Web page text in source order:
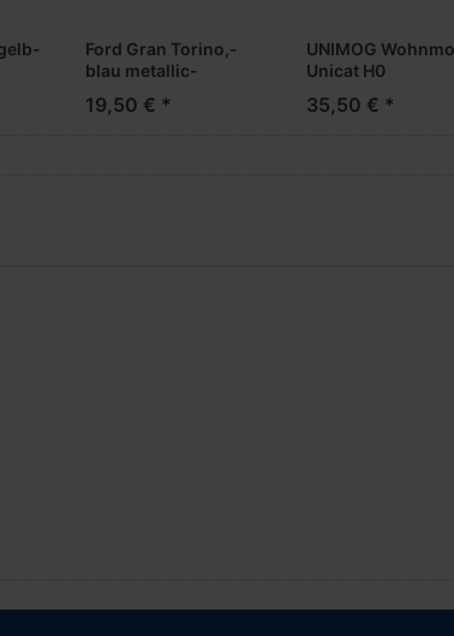
Ford Gran Torino,-
blau metallic-
19,50 € *
UNIMOG
Unicat H0
35,50 € *